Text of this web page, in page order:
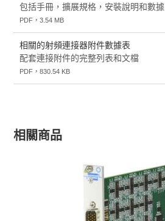
包括手冊，擴展規格，安裝說明和數據
PDF，3.54 MB
相關的射頻連接器附件數據表
配套連接附件的完整列表和文檔
PDF，830.54 KB
相關商品